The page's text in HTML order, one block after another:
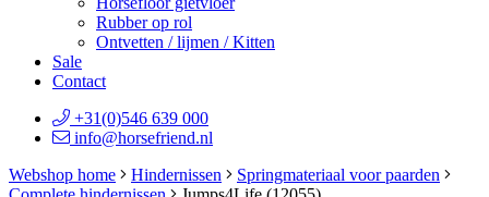
Rubber op rol
Ontvetten / lijmen / Kitten
Sale
Contact
+31(0)546 639 000
info@horsefriend.nl
Webshop home
Hindernissen
Springmateriaal voor paarden